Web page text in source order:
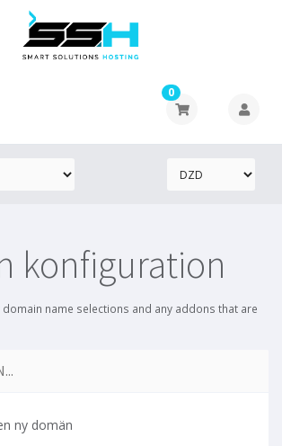
0
konfiguration
domain name selections and any addons that are
ny domän